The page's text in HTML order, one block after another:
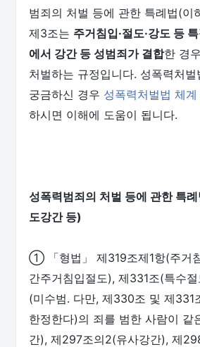
범죄의 처벌 등에 관한 특례법(이
제3조는 주거침입·절도·강도 등
에서 강간 등 성범죄가 결합한 경
처벌하는 규정입니다. 성폭력처
궁금하신 경우 성폭력처벌법 체계
하시면 이해에 도움이 됩니다.
성폭력범죄의 처벌 등에 관한 특
도강간 등)
① 「형법」 제319조제1항(주거
간주거침입절도), 제331조(특수
(미수범. 다만, 제330조 및 제331
한정한다)의 죄를 범한 사람이 같
간), 제297조의2(유사강간), 제